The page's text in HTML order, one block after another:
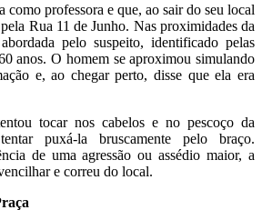
como professora e que, ao sair do seu local
Rua 11 de Junho. Nas proximidades da
pelo suspeito, identificado pelas
anos. O homem se aproximou simulando
e, ao chegar perto, disse que ela era
tocar nos cabelos e no pescoço da
puxá-la bruscamente pelo braço.
de uma agressão ou assédio maior, a
e correu do local.